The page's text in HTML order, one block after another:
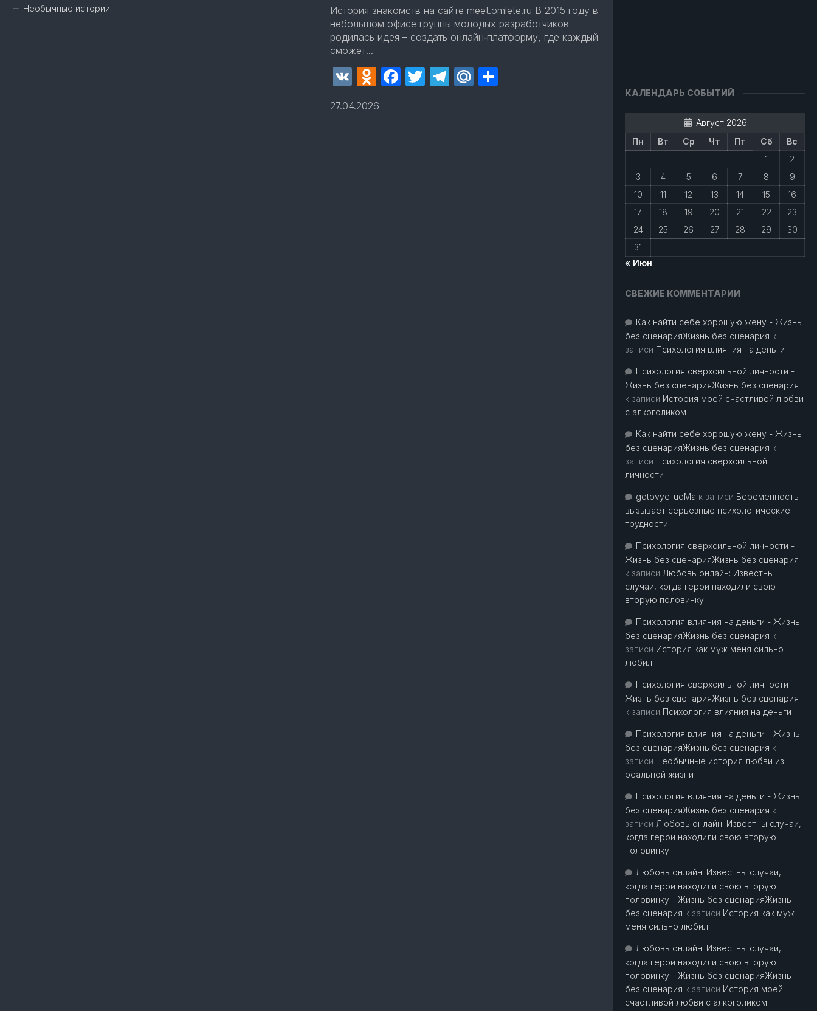
Необычные истории
История знакомств на сайте meet.omlete.ru В 2015 году в
небольшом офисе группы молодых разработчиков
родилась идея – создать онлайн‑платформу, где каждый
сможет...
VK Odnoklassniki
Facebook
Twitter
Telegram
Mail.Ru
27.04.2026
КАЛЕНДАРЬ СОБЫТИЙ
Август 2026
Пн
Вт Ср Чт Пт Сб
Вс
1
2
3
4 5 6 7 8
9
10
11 12 13 14 15
16
17
18 19 20 21 22
23
24
25 26 27 28 29
30
31
« Июн
СВЕЖИЕ КОММЕНТАРИИ
Как найти себе хорошую жену - Жизнь
без сценарияЖизнь без сценария к
записи Психология влияния на деньги
Психология сверхсильной личности -
Жизнь без сценарияЖизнь без сценария
к записи История моей счастливой любви
с алкоголиком
Как найти себе хорошую жену - Жизнь
без сценарияЖизнь без сценария к
записи Психология сверхсильной
личности
gotovye_uoMa к записи Беременность
вызывает серьезные психологические
трудности
Психология сверхсильной личности -
Жизнь без сценарияЖизнь без сценария
к записи Любовь онлайн: Известны
случаи, когда герои находили свою
вторую половинку
Психология влияния на деньги - Жизнь
без сценарияЖизнь без сценария к
записи История как муж меня сильно
любил
Психология сверхсильной личности -
Жизнь без сценарияЖизнь без сценария
к записи Психология влияния на деньги
Психология влияния на деньги - Жизнь
без сценарияЖизнь без сценария к
записи Необычные история любви из
реальной жизни
Психология влияния на деньги - Жизнь
без сценарияЖизнь без сценария к
записи Любовь онлайн: Известны случаи,
когда герои находили свою вторую
половинку
Любовь онлайн: Известны случаи,
когда герои находили свою вторую
половинку - Жизнь без сценарияЖизнь
без сценария к записи История как муж
меня сильно любил
Любовь онлайн: Известны случаи,
когда герои находили свою вторую
половинку - Жизнь без сценарияЖизнь
без сценария к записи История моей
счастливой любви с алкоголиком